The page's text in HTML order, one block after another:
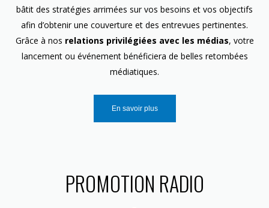
bâtit des stratégies arrimées sur vos besoins et vos objectifs
afin d’obtenir une couverture et des entrevues pertinentes.
Grâce à nos relations privilégiées avec les médias, votre
lancement ou événement bénéficiera de belles retombées
médiatiques.
En savoir plus
PROMOTION RADIO